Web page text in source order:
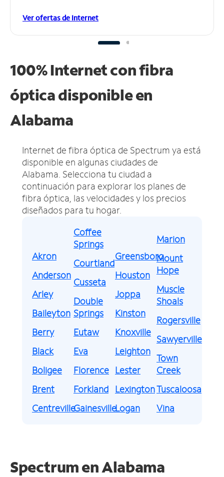
Ver ofertas de Internet
100% Internet con fibra
óptica disponible en
Alabama
Internet de fibra óptica de Spectrum ya está
disponible en algunas ciudades de
Alabama. Selecciona tu ciudad a
continuación para explorar los planes de
fibra óptica, las velocidades y los precios
diseñados para tu hogar.
Akron
Anderson
Arley
Baileyton
Berry
Black
Boligee
Brent
Centreville
Coffee
Springs
Courtland
Cusseta
Double
Springs
Eutaw
Eva
Florence
Forkland
Gainesville
Greensboro
Houston
Joppa
Kinston
Knoxville
Leighton
Lester
Lexington
Logan
Marion
Mount
Hope
Muscle
Shoals
Rogersville
Sawyerville
Town
Creek
Tuscaloosa
Vina
Spectrum enAlabama